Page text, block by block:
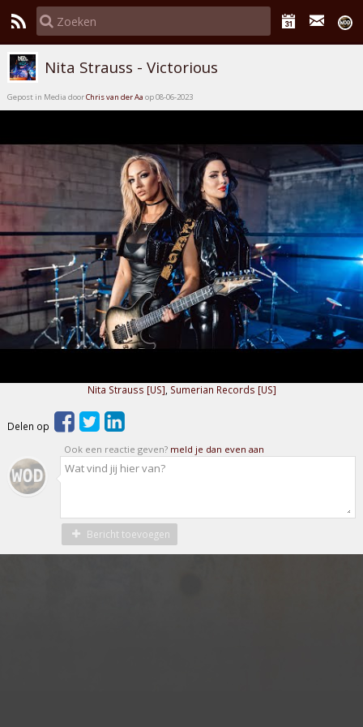
Nita Strauss - Victorious
Gepost in Media doorChris van der Aa op 08-06-2023
Nita Strauss [US] Sumerian Records [US]
Delen op
Ook een reactie geven? meld je dan even aan
Bericht toevoegen